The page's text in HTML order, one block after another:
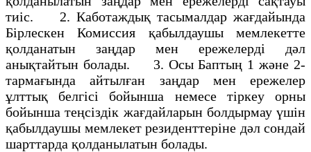
тиiс. 2. Каботаждық тасымалдар жағдайында
Бiрлескен Комиссия қабылдаушы мемлекетте
қолданатын заңдар мен ережелердi дәл
анықтайтын болады. 3. Осы Баптың 1 және 2-
тармағында айтылған заңдар мен ережелер
ұлттық белгiсi бойынша немесе тiркеу орны
бойынша теңсiздiк жағдайларын болдырмау үшiн
қабылдаушы мемлекет резиденттерiне дәл сондай
шарттарда қолданылатын болады.